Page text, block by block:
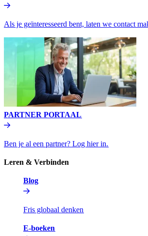
Als je geïnteresseerd bent, laten we contact
PARTNER PORTAAL​​
Ben je al een partner? Log hier in.​​
Leren & Verbinden​​
Blog​​
Fris globaal denken​​
E-boeken​​